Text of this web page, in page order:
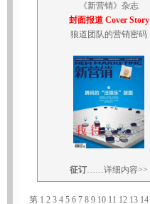
《新营销》杂志
封面报道 Cover Story
狼道团队的营销密码
征订……详细内容>>